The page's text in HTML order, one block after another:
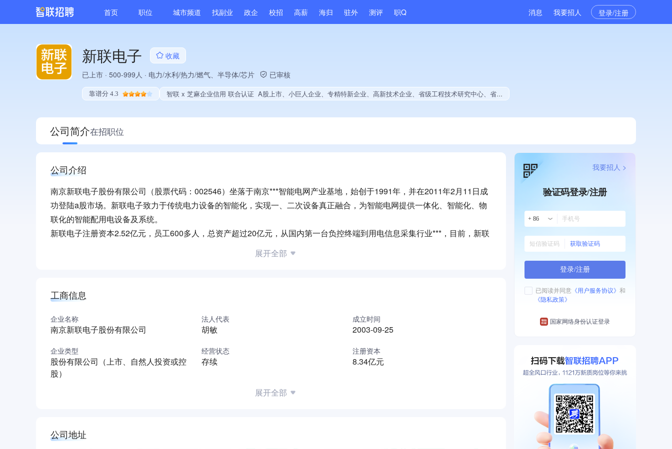
首页 职位 城市频道 找副业 政企 校招 高薪 海归 驻外 测评 职Q 消息 我要招人 登录/注册
新联电子
收藏
已上市 · 500-999人 · 电力/水利/热力/燃气、半导体/芯片 已审核
靠谱分 4.3 智联 x 芝麻企业信用 联合认证 A股上市、小巨人企业、专精特新企业、高新技术企业、省级工程技术研究中心、省级博士后创新实践基地、央企供应商、上市企业供应商、战略性新兴领域创新能力、绝对控股6家公司、薪资水平全省同行前5%、A级纳税人、知名品牌供应商、多产业布局、拥有节能环保技术、拥有自主品牌、拥有高价值专利、专利授权量同领域前500、技术布局行业领先、拥有绿色低碳技术、经营年限全国同行前5%、集团核心成员、权威管理体系认证、创新型中小企业、大学生就业贡献、拥有绿色资质、拥有多项著作权、软件研发量位于同行前5%、连续2年软件研发量增长
公司简介在招职位
公司介绍
南京新联电子股份有限公司（股票代码：002546）坐落于南京***智能电网产业基地，始创于1991年，并在2011年2月11日成
功登陆a股市场。新联电子致力于传统电力设备的智能化，实现一、二次设备真正融合，为智能电网提供一体化、智能化、物
联化的智能配用电设备及系统。
新联电子注册资本2.52亿元，员工600多人，总资产超过20亿元，从国内第一台负控终端到用电信息采集行业***，目前，新联
电子通过集团化发展，已形成涵盖智能配电和用电领域的四大业务板块，主要包括：智能配电设备及系统、用电信息采集系
批***工程实践教育中心、国家高新技术企业。公司获得33项国家专利和40项软件著作权，其中5项国家发明专利。公司主要技
术人员参与多项行业技术标准的制定和修订工作。
新联电子品牌获得客户的广泛认同，目前产品已在国内上百座大、中城市使用。 “新联”商标被认定为南京市著名商标，用电信
息采集终端荣获南京市名牌产品和江苏省名牌产品称号。公司通过iso9000质量保证体系认证、iso14001:2004环境管理体系
认证及gb/t 28001-2001职业健康体系认证。2012、2013、2014年连续三年年入选福布斯中国潜力上市公司100强，连续数年
获得财政贡献奖。
为股东谋求利润，为员工谋求福利，为客户创造价值，与合作伙伴共赢，这就是新联电子追求的价值！
简历投递邮箱：hr@xldz.com （邮件主题/简历名称格式：岗位名称 学校 专业 学历 姓名）
公司地址1：南京市江宁区苏源大道家园中路28号
路线：地铁3号线到秣周东路（底站）下车，从3号口出,向前200米，右拐沿着砂之船路一直向前走，10-15分钟看到绿色房
展开全部
工商信息
企业名称
南京新联电子股份有限公司
法人代表
胡敏
成立时间
2003-09-25
企业类型
股份有限公司（上市、自然人投资或控
股）
经营状态
存续
注册资本
8.34亿元
展开全部
公司地址
验证码登录/注册
+ 86
获取验证码
登录/注册
已阅读并同意 《用户服务协议》 和
《隐私政策》
国家网络身份认证登录
我要招人 >